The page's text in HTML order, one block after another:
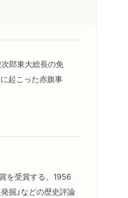
郎東大総長の免
起こった赤旗事
を受賞する。1956
掘」などの歴史評論